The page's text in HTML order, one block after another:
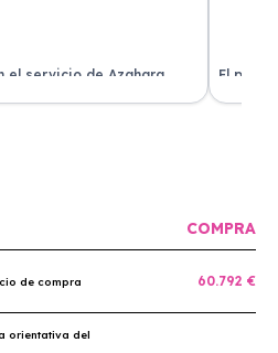
el servicio de Azahara
perfectas condiciones y el
El
llegó
COMPRA
de compra 60.792 €
orientativa del